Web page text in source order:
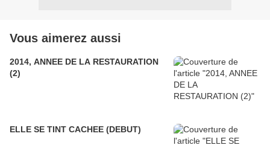
Vous aimerez aussi
2014, ANNEE DE LA RESTAURATION
(2)
ELLE SE TINT CACHEE (DEBUT)